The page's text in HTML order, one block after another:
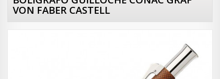
VON FABER CASTELL